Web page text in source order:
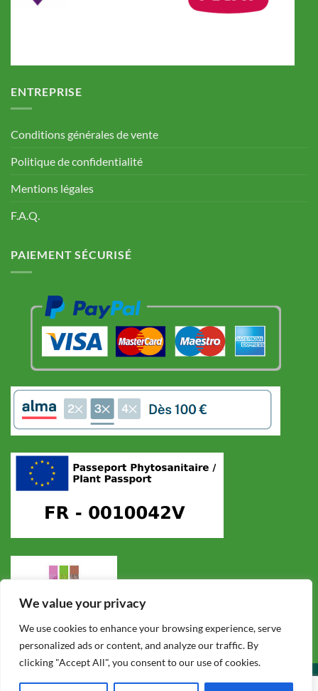
We value your privacy
We use cookies to enhance your browsing experience, serve
personalized ads or content, and analyze our traffic. By
clicking "Accept All", you consent to our use of cookies.
ENTREPRISE
Conditions générales de vente
Politique de confidentialité
Mentions légales
F.A.Q.
PAIEMENT SÉCURISÉ